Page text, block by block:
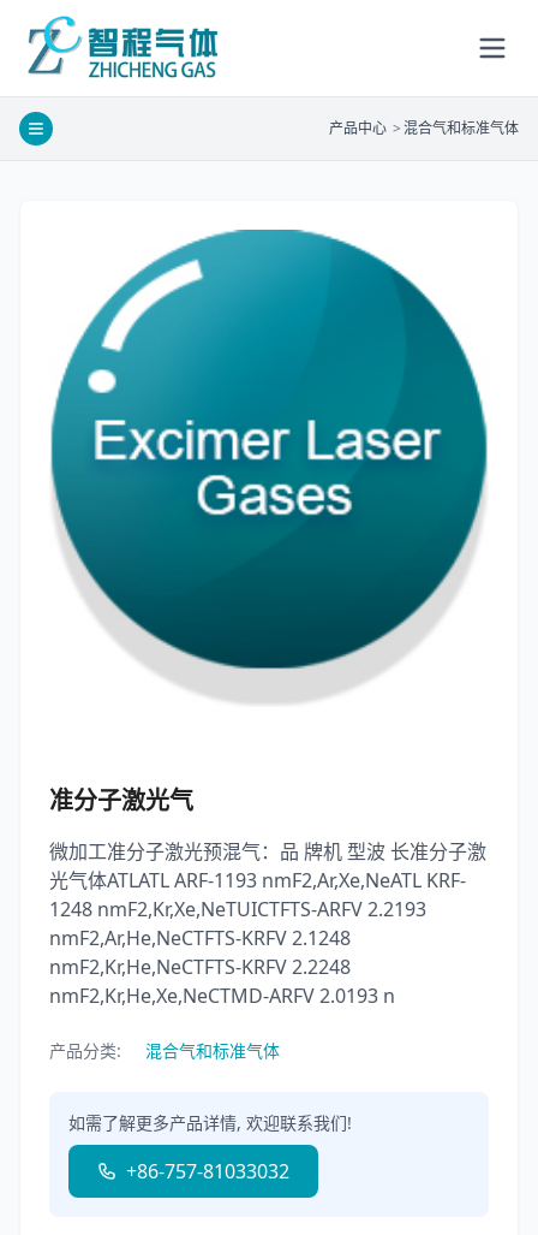
产品中心 >混合气和标准气体
准分子激光气
微加工准分子激光预混气：品 牌机 型波 长准分子激
光气体ATLATL ARF-1193 nmF2,Ar,Xe,NeATL KRF-
1248 nmF2,Kr,Xe,NeTUICTFTS-ARFV 2.2193
nmF2,Ar,He,NeCTFTS-KRFV 2.1248
nmF2,Kr,He,NeCTFTS-KRFV 2.2248
nmF2,Kr,He,Xe,NeCTMD-ARFV 2.0193 n
产品分类: 混合气和标准气体
如需了解更多产品详情, 欢迎联系我们!
+86-757-81033032